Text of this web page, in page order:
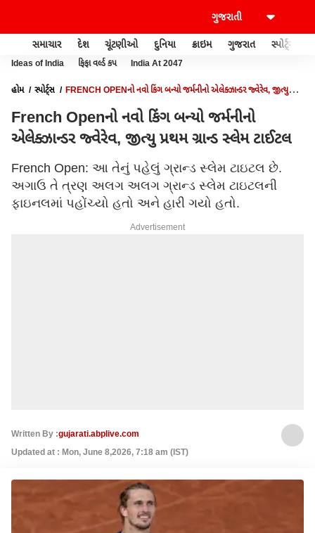
સમાચાર દેશ ચૂંટણીઓ દુનિયા ક્રાઇમ ગુજરાત સ્પોર્ટ્સ
Ideas of India ફિફા વર્લ્ડ કપ India At 2047
હોમ સ્પોર્ટ્સ
FRENCH OPENનો નવો કિંગ બન્યો જર્મનીનો એલેક્ઝાન્ડર જ્વેરેવ, જીત્યુ
French Openનો નવો કિંગ બન્યો જર્મનીનો
એલેક્ઝાન્ડર જ્વેરેવ, જીત્યુ પ્રથમ ગ્રાન્ડ સ્લેમ ટાઈટલ
French Open: આ તેનું પહેલું ગ્રાન્ડ સ્લેમ ટાઇટલ છે.
અગાઉ તે ત્રણ અલગ અલગ ગ્રાન્ડ સ્લેમ ટાઇટલની
ફાઇનલમાં પહોંચ્યો હતો અને હારી ગયો હતો.
Advertisement
Written By :gujarati.abplive.com
Updated at : Mon, June 8,2026, 7:18 am (IST)